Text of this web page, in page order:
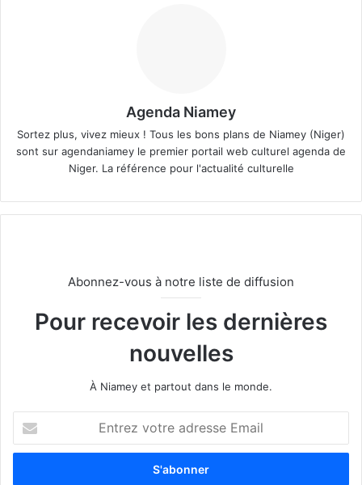
Agenda Niamey
Sortez plus, vivez mieux ! Tous les bons plans de Niamey (Niger)
sont sur agendaniamey le premier portail web culturel agenda de
Niger. La référence pour l'actualité culturelle
Abonnez-vous à notre liste de diffusion
Pour recevoir les dernières
nouvelles
À Niamey et partout dans le monde.
t